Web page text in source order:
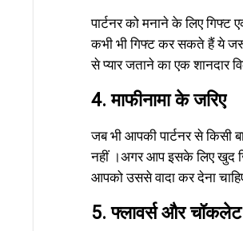
पार्टनर को मनाने के लिए
कभी भी गिफ्ट कर सकते हैं ये
से प्यार जताने का एक शानदार
4. माफीनामा के जरिए
जब भी आपकी पार्टनर से
नहीं ।अगर आप इसके लिए खुद
आपको उससे वादा कर देना
5. फ्लावर्स और